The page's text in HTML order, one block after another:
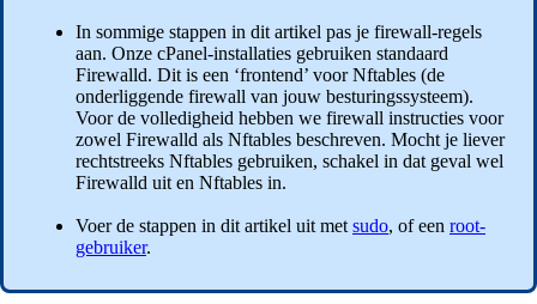
In sommige stappen in dit artikel pas je firewall-regels
aan. Onze cPanel-installaties gebruiken standaard
Firewalld. Dit is een ‘frontend’ voor Nftables (de
onderliggende firewall van jouw besturingssysteem).
Voor de volledigheid hebben we firewall instructies voor
zowel Firewalld als Nftables beschreven. Mocht je liever
rechtstreeks Nftables gebruiken, schakel in dat geval wel
Firewalld uit en Nftables in.
Voer de stappen in dit artikel uit met sudo, of een root-
gebruiker.